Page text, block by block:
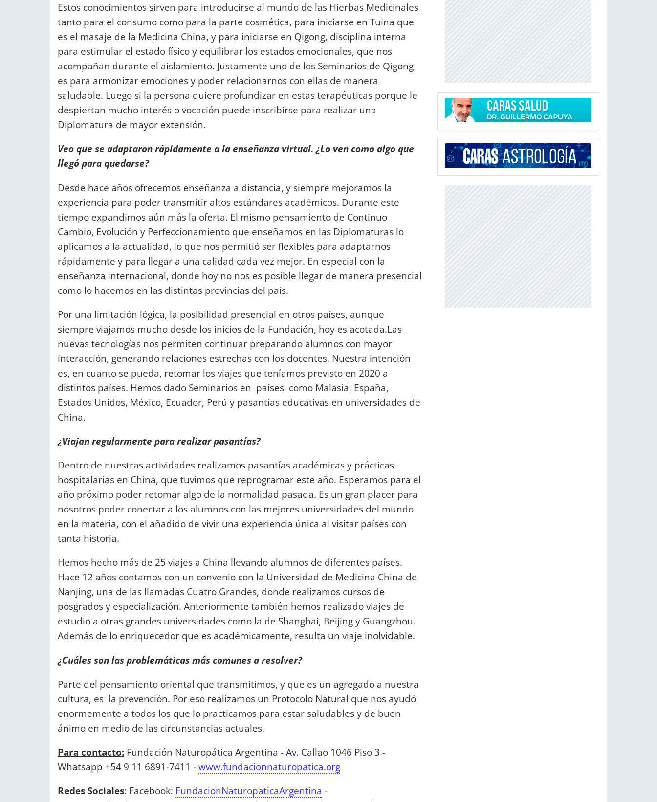
Estos conocimientos sirven para introducirse al mundo de las Hierbas Medicinales
tanto para el consumo como para la parte cosmética, para iniciarse en Tuina que
es el masaje de la Medicina China, y para iniciarse en Qigong, disciplina interna
para estimular el estado físico y equilibrar los estados emocionales, que nos
acompañan durante el aislamiento. Justamente uno de los Seminarios de Qigong
es para armonizar emociones y poder relacionarnos con ellas de manera
saludable. Luego si la persona quiere profundizar en estas terapéuticas porque le
despiertan mucho interés o vocación puede inscribirse para realizar una
Diplomatura de mayor extensión.
Veo que se adaptaron rápidamente a la enseñanza virtual. ¿Lo ven como algo que
llegó para quedarse?
Desde hace años ofrecemos enseñanza a distancia, y siempre mejoramos la
experiencia para poder transmitir altos estándares académicos. Durante este
tiempo expandimos aún más la oferta. El mismo pensamiento de Continuo
Cambio, Evolución y Perfeccionamiento que enseñamos en las Diplomaturas lo
aplicamos a la actualidad, lo que nos permitió ser flexibles para adaptarnos
rápidamente y para llegar a una calidad cada vez mejor. En especial con la
enseñanza internacional, donde hoy no nos es posible llegar de manera presencial
como lo hacemos en las distintas provincias del país.
Por una limitación lógica, la posibilidad presencial en otros países, aunque
siempre viajamos mucho desde los inicios de la Fundación, hoy es acotada.Las
nuevas tecnologías nos permiten continuar preparando alumnos con mayor
interacción, generando relaciones estrechas con los docentes. Nuestra intención
es, en cuanto se pueda, retomar los viajes que teníamos previsto en 2020 a
distintos países. Hemos dado Seminarios en países, como Malasia, España,
Estados Unidos, México, Ecuador, Perú y pasantías educativas en universidades de
China.
¿Viajan regularmente para realizar pasantías?
Dentro de nuestras actividades realizamos pasantías académicas y prácticas
hospitalarias en China, que tuvimos que reprogramar este año. Esperamos para el
año próximo poder retomar algo de la normalidad pasada. Es un gran placer para
nosotros poder conectar a los alumnos con las mejores universidades del mundo
en la materia, con el añadido de vivir una experiencia única al visitar países con
tanta historia.
Hemos hecho más de 25 viajes a China llevando alumnos de diferentes países.
Hace 12 años contamos con un convenio con la Universidad de Medicina China de
Nanjing, una de las llamadas Cuatro Grandes, donde realizamos cursos de
posgrados y especialización. Anteriormente también hemos realizado viajes de
estudio a otras grandes universidades como la de Shanghai, Beijing y Guangzhou.
Además de lo enriquecedor que es académicamente, resulta un viaje inolvidable.
¿Cuáles son las problemáticas más comunes a resolver?
Parte del pensamiento oriental que transmitimos, y que es un agregado a nuestra
cultura, es la prevención. Por eso realizamos un Protocolo Natural que nos ayudó
enormemente a todos los que lo practicamos para estar saludables y de buen
ánimo en medio de las circunstancias actuales.
Para contacto: Fundación Naturopática Argentina - Av. Callao 1046 Piso 3 -
Whatsapp +54 9 11 6891-7411 -www.fundacionnaturopatica.org
Redes Sociales: Facebook: FundacionNaturopaticaArgentina -